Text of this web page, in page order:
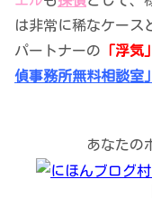
は非常に稀なケース
パートナーの 「浮気」
偵事務所無料相談室」
あなたの